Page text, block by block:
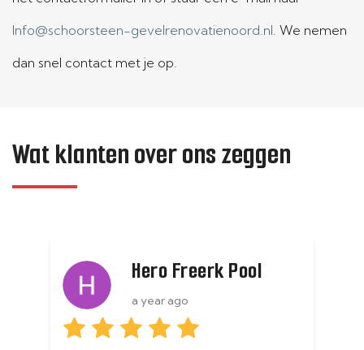
Info@schoorsteen-gevelrenovatienoord.nl. We nemen
dan snel contact met je op.
Wat klanten over ons zeggen
Hero Freerk Pool
a year ago